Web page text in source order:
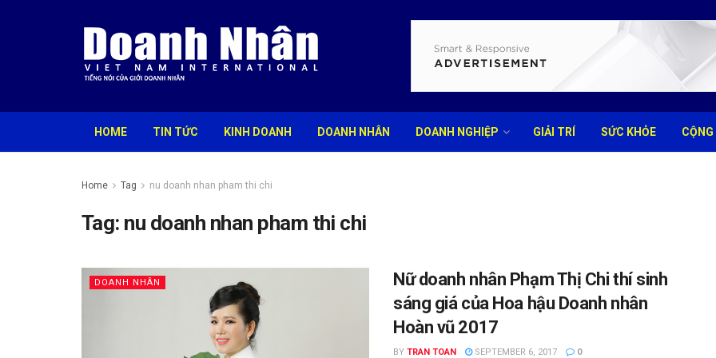
HOME TIN TỨC KINH DOANH DOANH NHÂN DOANH NGHIỆP GIẢI TRÍ SỨC KHỎE
Home Tag nu doanh nhan pham thi chi
Tag: nu doanh nhan pham thi chi
DOANH NHÂN
Nữ doanh nhân Phạm Thị Chi thí sinh
sáng giá của Hoa hậu Doanh nhân
Hoàn vũ 2017
BY TRAN TOAN SEPTEMBER 6, 2017 0